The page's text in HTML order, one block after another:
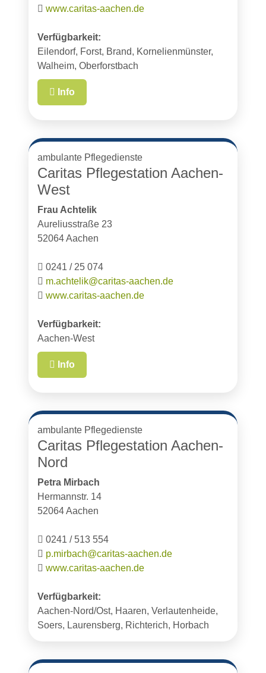
www.caritas-aachen.de
Verfügbarkeit:
Eilendorf, Forst, Brand, Kornelienmünster,
Walheim, Oberforstbach
Info
ambulante Pflegedienste
Caritas Pflegestation Aachen-
West
Frau Achtelik
Aureliusstraße 23
52064 Aachen
0241 / 25 074
m.achtelik@caritas-aachen.de
www.caritas-aachen.de
Verfügbarkeit:
Aachen-West
Info
ambulante Pflegedienste
Caritas Pflegestation Aachen-
Nord
Petra Mirbach
Hermannstr. 14
52064 Aachen
0241 / 513 554
p.mirbach@caritas-aachen.de
www.caritas-aachen.de
Verfügbarkeit:
Aachen-Nord/Ost, Haaren, Verlautenheide,
Soers, Laurensberg, Richterich, Horbach